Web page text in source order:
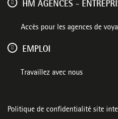
HM AGENCES -
Accès pour les agences de
EMPLOI
Travaillez avec nous
Politique de confidentialité site